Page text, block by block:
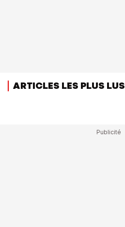
ARTICLES LES PLUS LUS